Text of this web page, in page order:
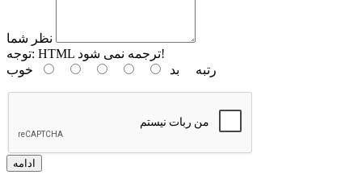
نظر شما
توجه:
HTML ترجمه نمی شود!
رتبه بد خوب
ادامه